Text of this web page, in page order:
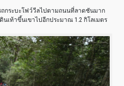
ถกระบะโฟว์วีลไปตามถนนที่ลาดชันมาก
นเท้าขึ้นเขาไปอีกประมาณ 1.2 กิโลเมตร